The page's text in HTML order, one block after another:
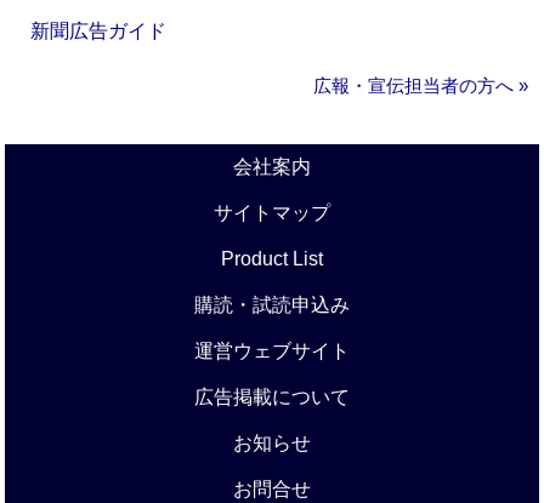
新聞広告ガイド
広報・宣伝担当者の方へ »
会社案内
サイトマップ
Product List
購読・試読申込み
運営ウェブサイト
広告掲載について
お知らせ
お問合せ